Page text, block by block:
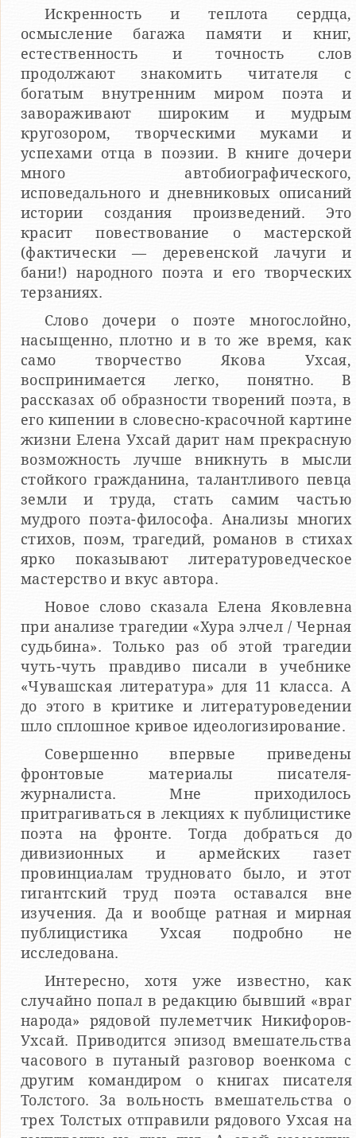
Искренность и теплота сердца,
осмысление багажа памяти и книг,
естественность и точность слов
продолжают знакомить читателя с
богатым внутренним миром поэта и
завораживают широким и мудрым
кругозором, творческими муками и
успехами отца в поэзии. В книге дочери
много автобиографического,
исповедального и дневниковых описаний
истории создания произведений. Это
красит повествование о мастерской
(фактически — деревенской лачуги и
бани!) народного поэта и его творческих
терзаниях.
Слово дочери о поэте многослойно,
насыщенно, плотно и в то же время, как
само творчество Якова Ухсая,
воспринимается легко, понятно. В
рассказах об образности творений поэта, в
его кипении в словесно-красочной картине
жизни Елена Ухсай дарит нам прекрасную
возможность лучше вникнуть в мысли
стойкого гражданина, талантливого певца
земли и труда, стать самим частью
мудрого поэта-философа. Анализы многих
стихов, поэм, трагедий, романов в стихах
ярко показывают литературоведческое
мастерство и вкус автора.
Новое слово сказала Елена Яковлевна
при анализе трагедии «Хура элчел / Черная
судьбина». Только раз об этой трагедии
чуть-чуть правдиво писали в учебнике
«Чувашская литература» для 11 класса. А
до этого в критике и литературоведении
шло сплошное кривое идеологизирование.
Совершенно впервые приведены
фронтовые материалы писателя-
журналиста. Мне приходилось
притрагиваться в лекциях к публицистике
поэта на фронте. Тогда добраться до
дивизионных и армейских газет
провинциалам трудновато было, и этот
гигантский труд поэта оставался вне
изучения. Да и вообще ратная и мирная
публицистика Ухсая подробно не
исследована.
Интересно, хотя уже известно, как
случайно попал в редакцию бывший «враг
народа» рядовой пулеметчик Никифоров-
Ухсай. Приводится эпизод вмешательства
часового в путаный разговор военкома с
другим командиром о книгах писателя
Толстого. За вольность вмешательства о
трех Толстых отправили рядового Ухсая на